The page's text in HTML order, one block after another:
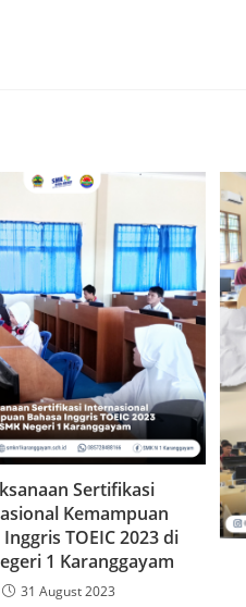
Sertifikasi
Kemampuan
TOEIC 2023 di
1 Karanggayam
31 August 2023